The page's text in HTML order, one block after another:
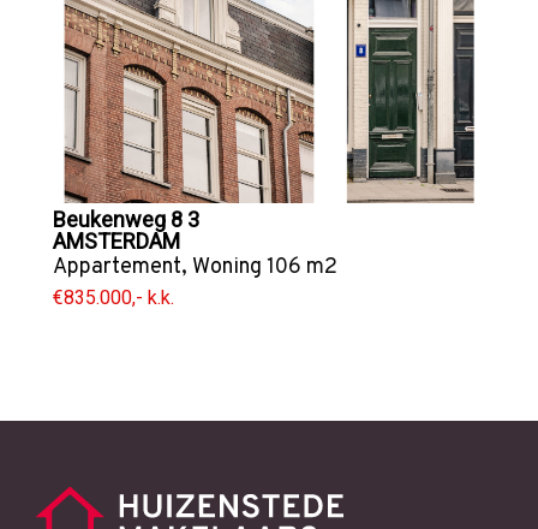
Beukenweg 8 3
AMSTERDAM
Appartement, Woning 106 m2
€835.000,- k.k.